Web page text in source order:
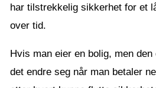
har tilstrekkelig sikkerhet for et
over tid.
Hvis man eier en bolig, men
det endre seg når man betaler